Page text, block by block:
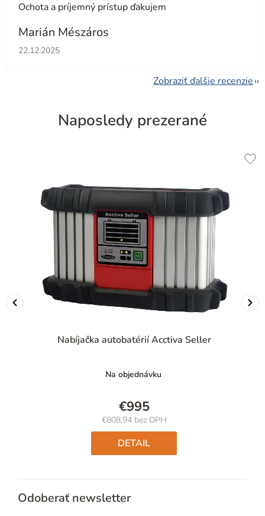
Ochota a príjemný prístup ďakujem
Marián Mészáros
Hodnotenie obchodu je 5 z 5 hviezdičiek.
22.12.2025
Zobraziť ďalšie recenzie
Naposledy prezerané
Nabíjačka autobatérií Acctiva Seller
Na objednávku
€995
€808,94 bez DPH
Jednotková
cena:
DETAIL
Odoberať newsletter